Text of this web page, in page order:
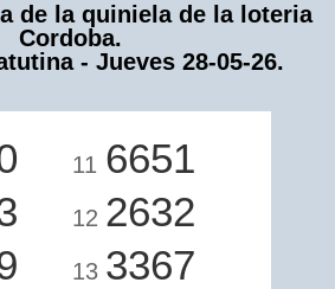
de la quiniela de la loteria
Cordoba.
- Jueves 28-05-26.
11 6651
12 2632
13 3367